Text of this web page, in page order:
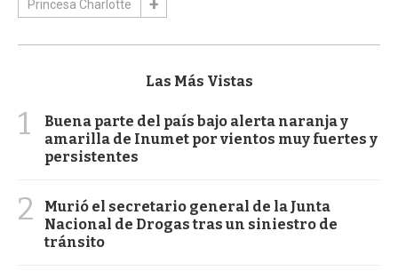
Princesa Charlotte
Las Más Vistas
1
Buena parte del país bajo alerta naranja y
amarilla de Inumet por vientos muy fuertes y
persistentes
2
Murió el secretario general de la Junta
Nacional de Drogas tras un siniestro de
tránsito